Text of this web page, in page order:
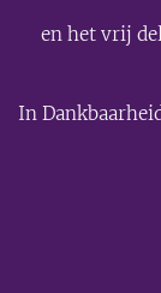
en het vrij
In